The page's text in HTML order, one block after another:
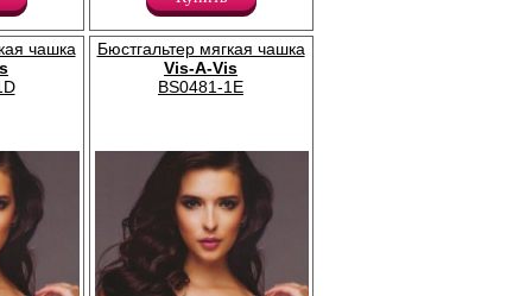
данной
превосходную поддержку и деликатную
коррекцию груди. Размер чашки у данной
модели C (указан в конце артикула).
Лайкра 15%
Полиамид 85%
чашка
Бюстгальтер мягкая чашка
Vis-A-Vis
BS0481-1E